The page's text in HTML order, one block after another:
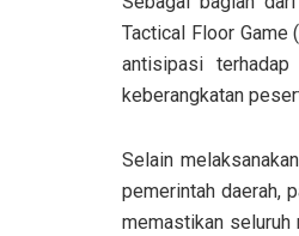
Tactical Floor Game
antisipasi
keberangkatan
Selain
pemerintah daerah,
memastikan seluruh